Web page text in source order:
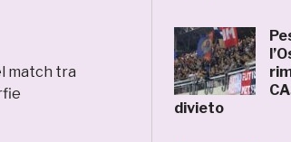
match tra
divieto